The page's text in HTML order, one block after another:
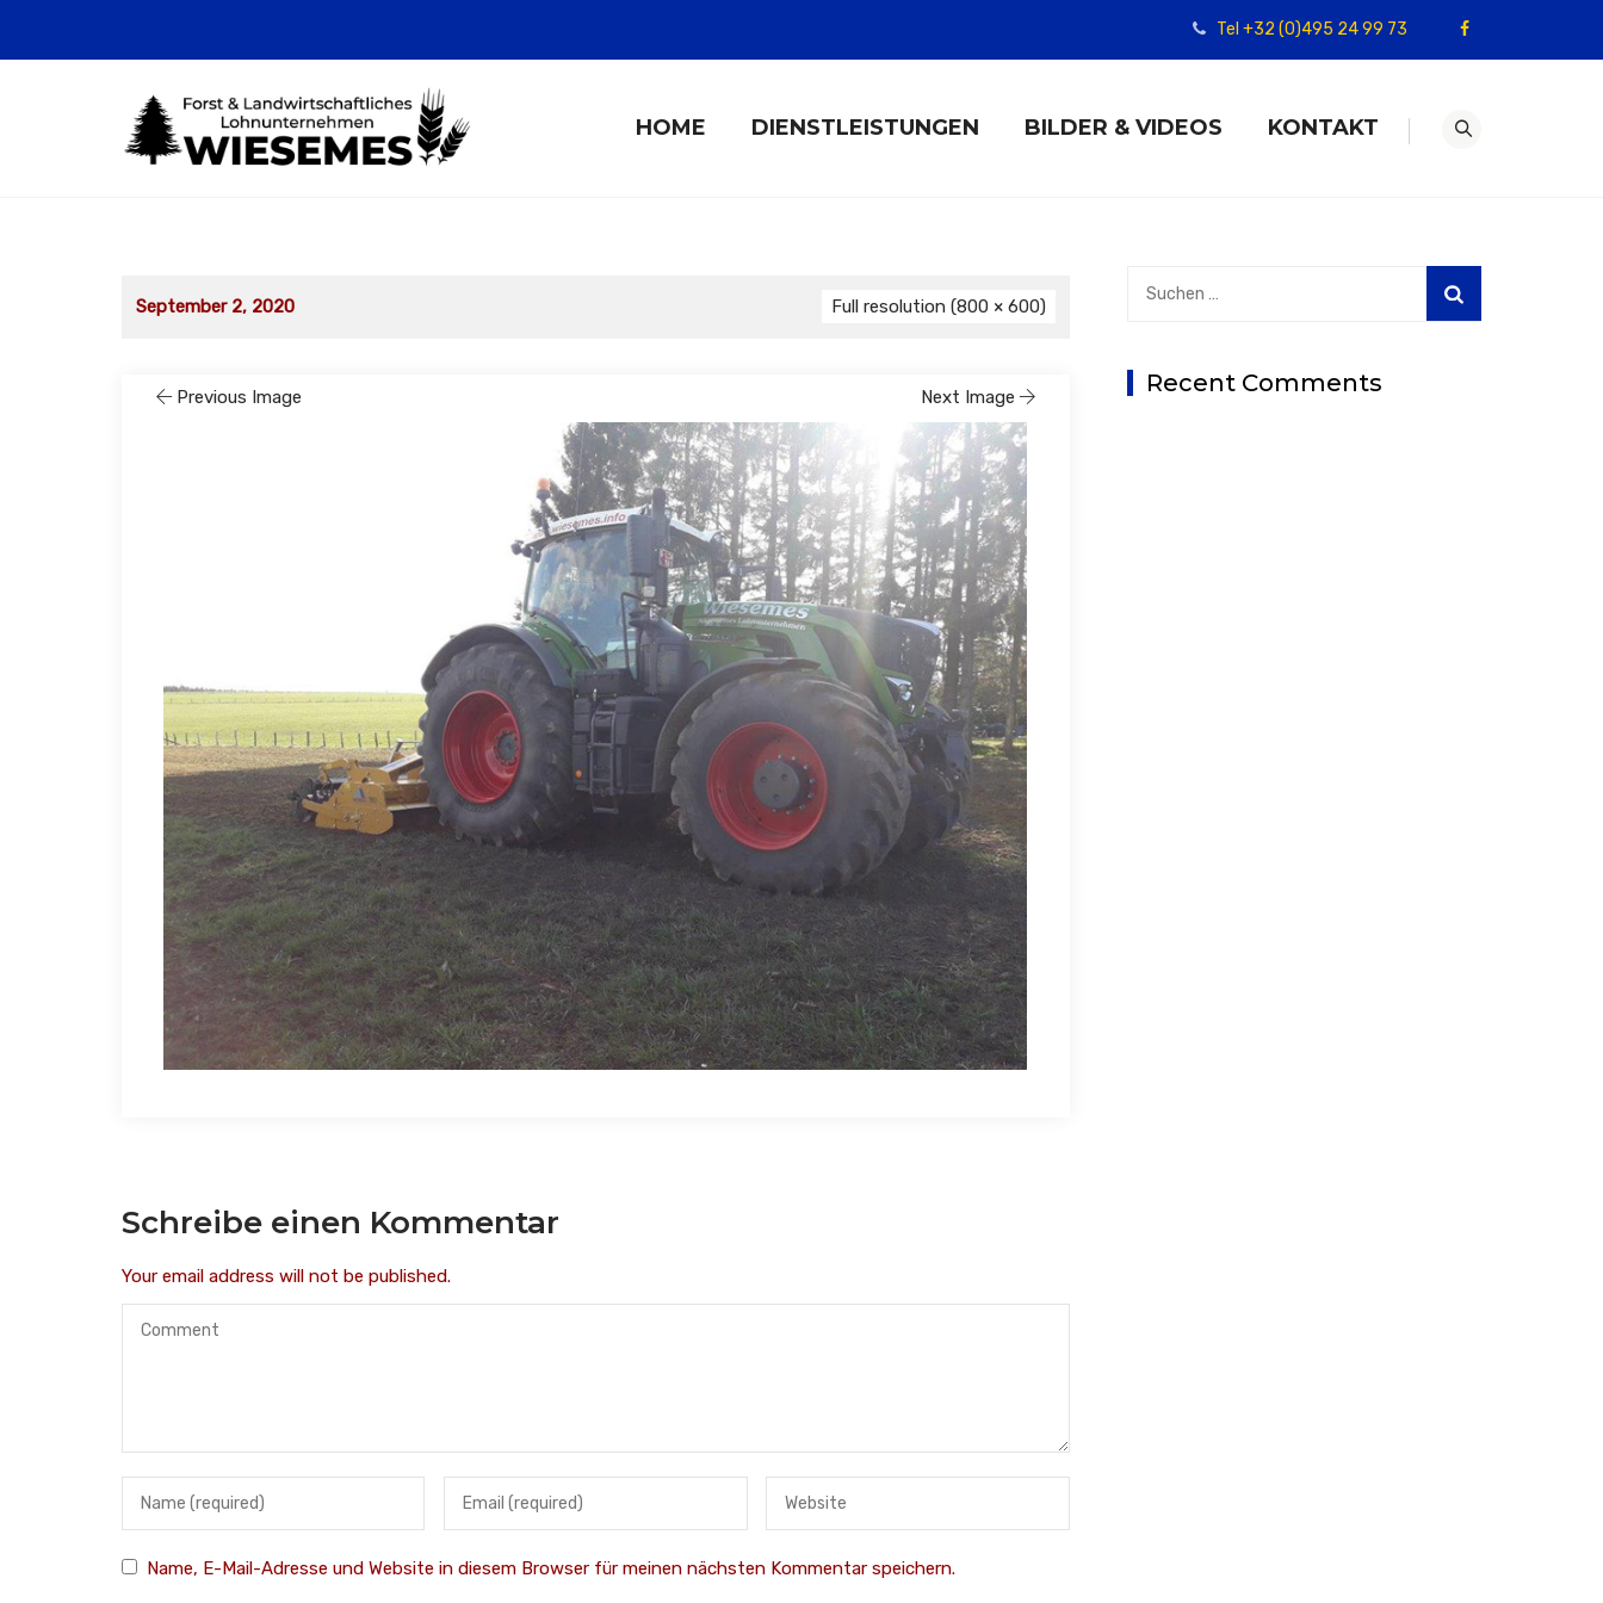
Tel +32 (0)495 24 99 73
HOME DIENSTLEISTUNGEN BILDER & VIDEOS KONTAKT
September 2, 2020 Full resolution (800 × 600)
Previous Image Next Image
Schreibe einen Kommentar
Your email address will not be published.
Name, E-Mail-Adresse und Website in diesem Browser für meinen nächsten Kommentar speichern.
Recent Comments